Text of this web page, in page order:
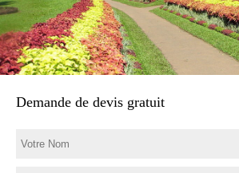
Demande de devis gratuit